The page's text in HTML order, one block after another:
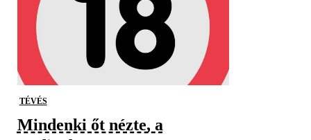
TÉVÉS
Mindenki őt nézte, a